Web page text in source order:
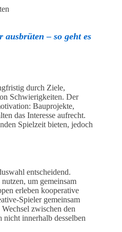
ausbrüten – so geht es
durch Ziele,
Schwierigkeiten. Der
Bauprojekte,
das Interesse aufrecht.
Spielzeit bieten, jedoch
entscheidend.
um gemeinsam
erleben kooperative
Spieler gemeinsam
zwischen den
innerhalb desselben